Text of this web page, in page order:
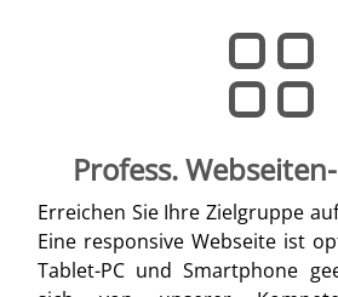
Profess.
Erreichen Sie Ihre Zielgruppe
Eine responsive Webseite ist
Tablet-PC und Smartphone